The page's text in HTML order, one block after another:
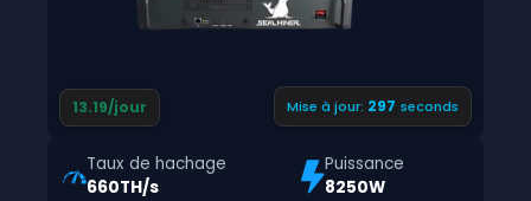
13.19/jour Mise à jour: 296 seconds
Taux de hachage
660TH/s
Puissance
8250W